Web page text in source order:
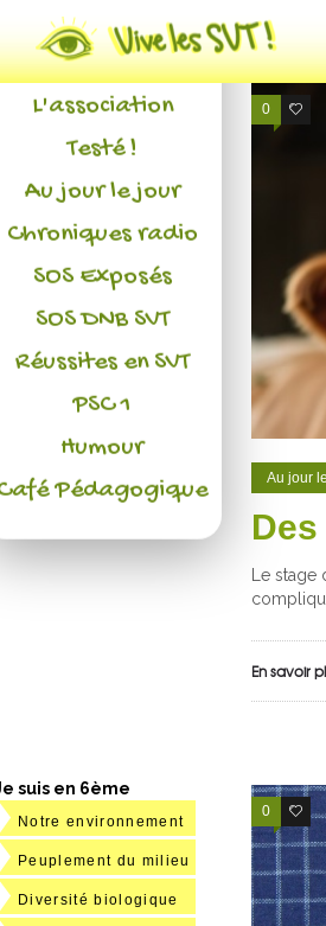
0 2
Au jour
Le
En savoir
0 2
Actualités
L'association
Testé !
Au jour le jour
Chroniques radio
SOS Exposés
SOS DNB SVT
Réussites en SVT
PSC 1
Humour
Pédagogique
suis en 6ème
Notre environnement
Peuplement du milieu
Diversité biologique